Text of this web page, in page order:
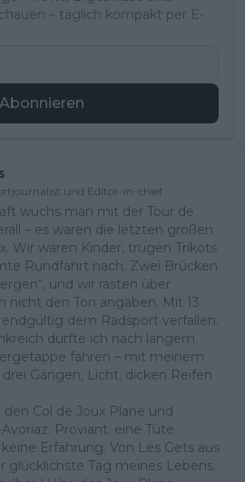
– täglich kompakt per E-
Abonnieren
und Editor-in-chief
wuchs man mit der Tour de
– es waren die letzten großen
Wir waren Kinder, trugen Trikots
Rundfahrt nach. Zwei Brücken
und wir rasten über
nicht den Ton angaben. Mit 13
dem Radsport verfallen.
durfte ich nach langem
fahren – mit meinem
Gängen, Licht, dicken Reifen
Col de Joux Plane und
Proviant: eine Tüte
Erfahrung. Von Les Gets aus
Tag meines Lebens.